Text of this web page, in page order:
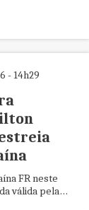
- 14h29
FR neste
válida pela